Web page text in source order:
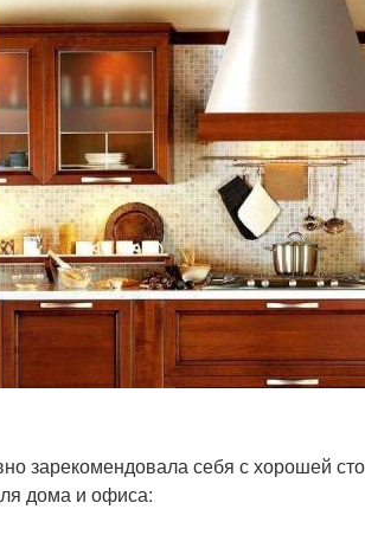
зарекомендовала себя с хорошей
дома и офиса: